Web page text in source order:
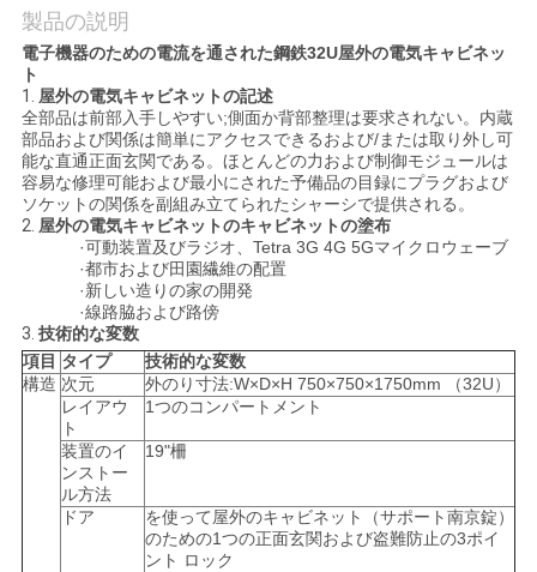
絡
し
な
さ
い
ュ
ー
製品の説明
電子機器のための電流を通された鋼鉄32U屋外の電気キャビネッ
ト
1. 屋外の電気キャビネットの記述
全部品は前部入手しやすい;側面か背部整理は要求されない。内蔵
部品および関係は簡単にアクセスできるおよび/または取り外し可
能な直通正面玄関である。ほとんどの力および制御モジュールは
容易な修理可能および最小にされた予備品の目録にプラグおよび
ソケットの関係を副組み立てられたシャーシで提供される。
2. 屋外の電気キャビネットのキャビネットの塗布
·可動装置及びラジオ、Tetra 3G 4G 5Gマイクロウェーブ
·都市および田園繊維の配置
·新しい造りの家の開発
·線路脇および路傍
3. 技術的な変数
項目 タイプ
技術的な変数
構造 次元
外のり寸法:W×D×H 750×750×1750mm （32U）
レイアウ
ト
1つのコンパートメント
装置のイ
ンストー
ル方法
19"柵
ドア
を使って屋外のキャビネット（サポート南京錠）
のための1つの正面玄関および盗難防止の3ポイ
ント ロック